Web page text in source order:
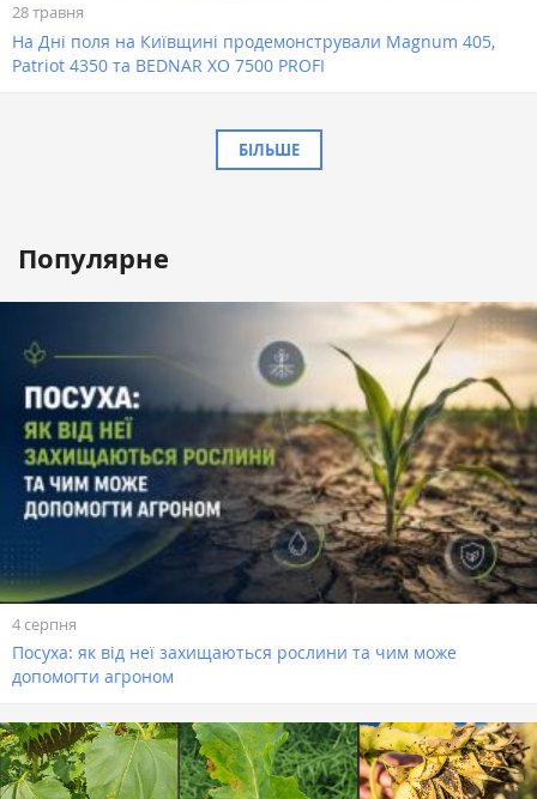
28 травня
На Дні поля на Київщині продемонстрували Magnum 405,
Patriot 4350 та BEDNAR XO 7500 PROFI
БІЛЬШЕ
Популярне
4 серпня
Посуха: як від неї захищаються рослини та чим може
допомогти агроном